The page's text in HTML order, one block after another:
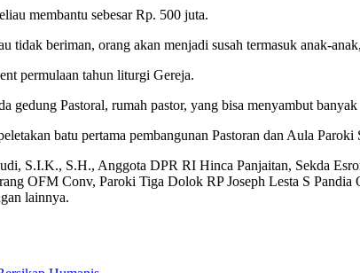
membantu sebesar Rp. 500 juta.
tidak beriman, orang akan menjadi susah termasuk anak-
permulaan tahun liturgi Gereja.
Pastoral, rumah pastor, yang bisa menyambut
batu pertama pembangunan Pastoran dan Aula
S.I.K., S.H., Anggota DPR RI Hinca Panjaitan, Sekda
OFM Conv, Paroki Tiga Dolok RP Joseph Lesta S
lainnya.